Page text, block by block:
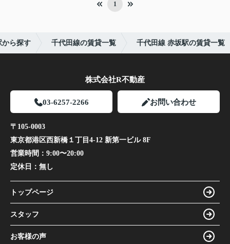
1
から探す 千代田線の賃貸一覧 千代田線 赤坂駅の賃貸一覧
株式会社R不動産
03-6257-2266 お問い合わせ
〒105-0003
東京都港区西新橋１丁目4-12 新第一ビル 8F
営業時間： 9:00〜20:00
定休日： 無し
トップページ
スタッフ
お客様の声